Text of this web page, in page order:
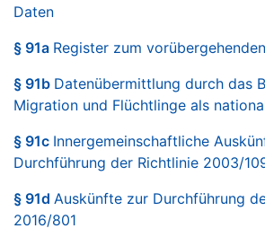
Daten
§ 91a Register zum
§ 91b Datenübermittlung durch das
Migration und Flüchtlinge als
§ 91c Innergemeinschaftliche
Durchführung der Richtlinie 2003/
§ 91d Auskünfte zur Durchführung
2016/801